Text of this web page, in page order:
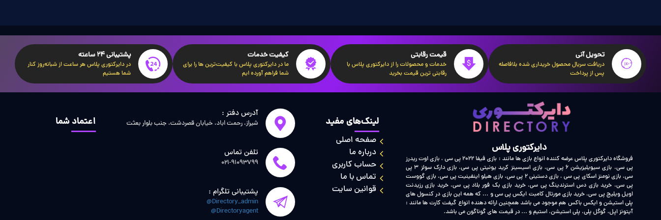
تیم سازنده بازی Assassins Creed Shadows با مشورت با تاریخ‌دانان و متخصصان فرهنگی ژاپن، تلاش کرده‌اند تا دنیای بازی را به صورت واقعی و اصیل بازسازی کنند. این تیم برای درک بهتر فرهنگ و منظره ژاپن به این کشور سفر
کرده‌اند و با تیم‌های یوبی‌سافت در توکیو و اوزاکا همکاری کرده‌اند.
موضوعات بحث‌برانگیز بازی Assassins Creed Shadows:
انتخاب یاسوکه به عنوان شخصیت اصلی بازی با واکنش‌های متفاوتی مواجه شده است. برخی منتقدان این انتخاب را به دلیل نبود یک شخصیت ژاپنی واقعی مورد انتقاد قرار داده‌اند، در حالی که دیگران آن را به دلیل تنوع فرهنگی
و رویکرد جدید به داستان تحسین کرده‌اند.
قیمت بازی Assassins Creed Shadows در دایرکتوری پلاس:
جدیدترین تجربه در دنیای بازی‌های ویدیویی!
تحویل آنی
دریافت سریال محصول خریداری شده بلافاصله
پس از پرداخت
قیمت رقابتی
خدمات و محصولات را از دایرکتوری پلاس با
رقابتی ترین قیمت بخرید
کیفیت خدمات
ما در دایرکتوری پلاس با کیفیت‌ترین ها را برای
شما فراهم آورده ایم
پشتیبانی 24 ساعته
در دایرکتوری پلاس هر ساعت از شبانه‌روز کنار
شما هستیم
دایرکتوری پلاس
فروشگاه دایرکتوری پلاس عرضه کننده انواع بازی ها مانند : بازی فیفا 2022 پی سی ، بازی اوت ریدرز
پی سی، بازی سیویلیزیشن 6 پی سی، بازی اسیسینز کرید یونیتی پی سی، بازی دارک سولز 3 پی
سی، بازی نومنز اسکای پی سی ، بازی دستینی 2 پی سی، بازی هیلو اینفینیت پی سی، بازی گووست
پی سی، خرید بازی دس استرندینگ پی سی، خرید بازی بک فور بلاد پی سی، خرید بازی رزیدنت
اویل ویلیج پی سی، خرید بازی مورتال کامبت ایکس پی سی و ... که همه این بازی در کنسول های
پلی استیشن و ایکس باکس هم موجود می باشد همچنین ارائه دهنده انواع گیفت کارت ها مانند :
آیتونز اپل، گوگل پلی، پلی استیشن، استیم و ... در قیمت های گوناگون می باشد.
لینک‌های مفید
صفحه اصلی
درباره ما
حساب کاربری
تماس با ما
قوانین سایت
آدرس دفتر :
شیراز، رحمت اباد، خیابان قصردشت، جنب بلوار بعثت
تلفن تماس
021-91093799
پشتیبانی تلگرام :
Directory_admin@
Directoryagent@
اعتماد شما